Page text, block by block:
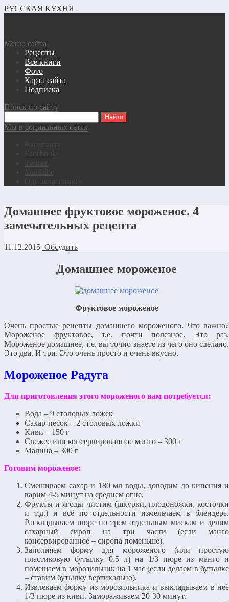
РУССКАЯ КУХНЯ
Меню сайта
Рецепты
Все книги
Фото
Карта сайта
Подписка
Поиск по сайту
Мы в социальных сетях
Домашнее фруктовое мороженое. 4
замечательных рецепта
11.12.2015 Обсудить
Домашнее мороженое
Фруктовое мороженое
Очень простые рецепты домашнего мороженого. Что важно?
Мороженое фруктовое, т.е. почти полезное. Это раз.
Мороженое домашнее, т.е. вы точно знаете из чего оно сделано.
Это два. И три. Это очень просто и очень вкусно.
Мороженое Радуга
Для приготовления этого мороженого вам потребуется:
Вода – 9 столовых ложек
Сахар-песок – 2 столовых ложки
Киви – 150 г
Свежее или консервированное манго – 300 г
Малина – 300 г
Готовим мороженое:
Смешиваем сахар и 180 мл воды, доводим до кипения и
варим 4-5 минут на среднем огне.
Фрукты и ягоды чистим (шкурки, плодоножки, косточки
и т.д.) и всё по отдельности измельчаем в блендере.
Раскладываем пюре по трем отдельным мискам и делим
сахарный сироп на три части (если манго
консервированное – сиропа поменьше).
Заполняем форму для мороженого (или простую
пластиковую бутылку 0,5 л) на 1/3 пюре из манго и
помещаем в морозильник на 1 час (если делаем в бутылке
– ставим бутылку вертикально).
Извлекаем форму из морозильника и выкладываем в неё
1/3 пюре из киви. Замораживаем 20-30 минут.